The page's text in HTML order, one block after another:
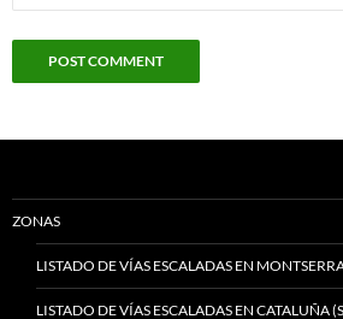
ZONAS
LISTADO DE VÍAS ESCALADAS EN
LISTADO DE VÍAS ESCALADAS EN CATALUÑA